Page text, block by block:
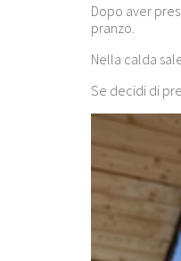
Dopo aver
pranzo.
Nella calda
Se decidi di